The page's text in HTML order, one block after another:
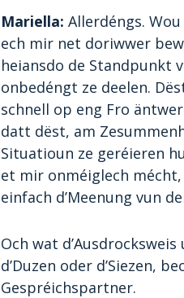
Mariella: Allerdéngs.
ech mir net doriwwer
heiansdo de Standpunkt
onbedéngt ze deelen.
schnell op eng Fro
datt dëst, am
Situatioun ze geréieren
et mir onméiglech
einfach d’Meenung vun
Och wat
d’Duzen oder d’Siezen,
Gespréichspartner.